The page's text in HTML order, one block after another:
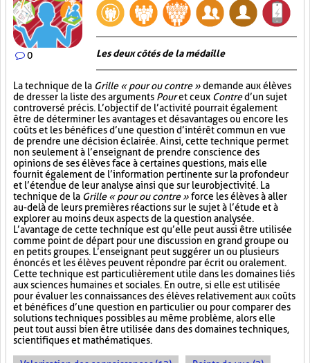
0 Les deux côtés de la médaille
La technique de la Grille « pour ou contre »demande aux élèves
de dresser la liste des arguments Pouret ceux Contred’un sujet
controversé précis. L’objectif de l’activité pourrait également
être de déterminer les avantages et désavantages ou encore les
coûts et les bénéfices d’une question d’intérêt commun en vue
de prendre une décision éclairée. Ainsi, cette technique permet
non seulement à l’enseignant de prendre conscience des
opinions de ses élèves face à certaines questions, mais elle
fournit également de l’information pertinente sur la profondeur
et l’étendue de leur analyse ainsi que sur leur objectivité. La
technique de la Grille « pour ou contre »force les élèves à aller
au-delà de leurs premières réactions sur le sujet à l’étude et à
explorer au moins deux aspects de la question analysée.
L’avantage de cette technique est qu’elle peut aussi être utilisée
comme point de départ pour une discussion en grand groupe ou
en petits groupes. L’enseignant peut suggérer un ou plusieurs
énoncés et les élèves peuvent répondre par écrit ou oralement.
Cette technique est particulièrement utile dans les domaines liés
aux sciences humaines et sociales. En outre, si elle est utilisée
pour évaluer les connaissances des élèves relativement aux coûts
et bénéfices d’une question en particulier ou pour comparer des
solutions techniques possibles au même problème, alors elle
peut tout aussi bien être utilisée dans des domaines techniques,
scientifiques et mathématiques.